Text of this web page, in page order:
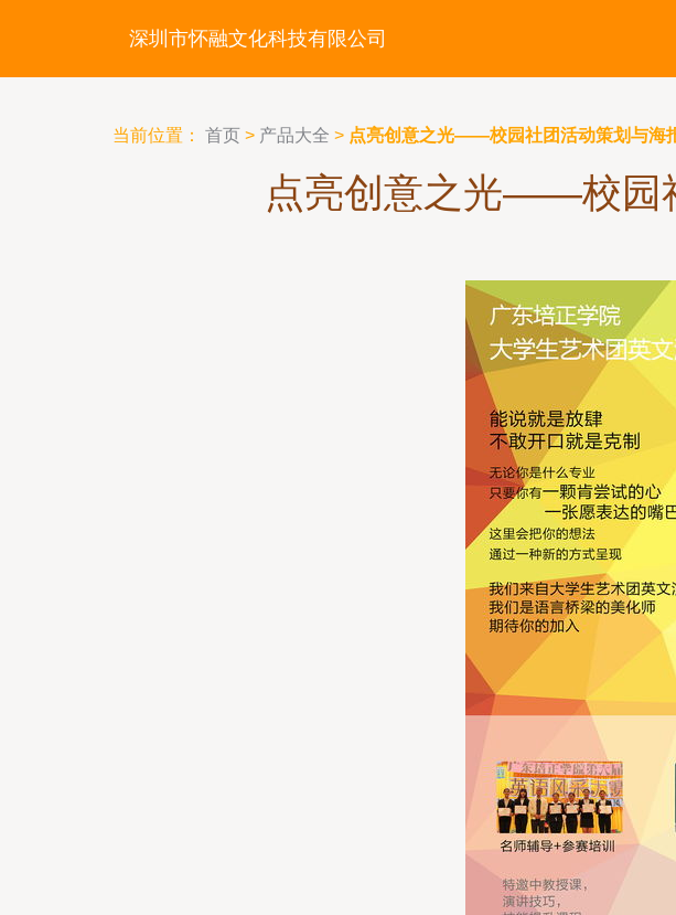
深圳市怀融文化科技有限公司
当前位置： 首页 > 产品大全 > 点亮创意之光——校园社团活动策划与海
点亮创意之光——校园